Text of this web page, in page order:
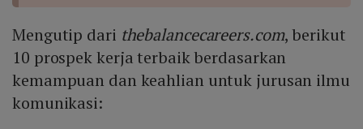
Mengutip dari thebalancecareers.com, berikut
10 prospek kerja terbaik berdasarkan
kemampuan dan keahlian untuk jurusan ilmu
komunikasi: